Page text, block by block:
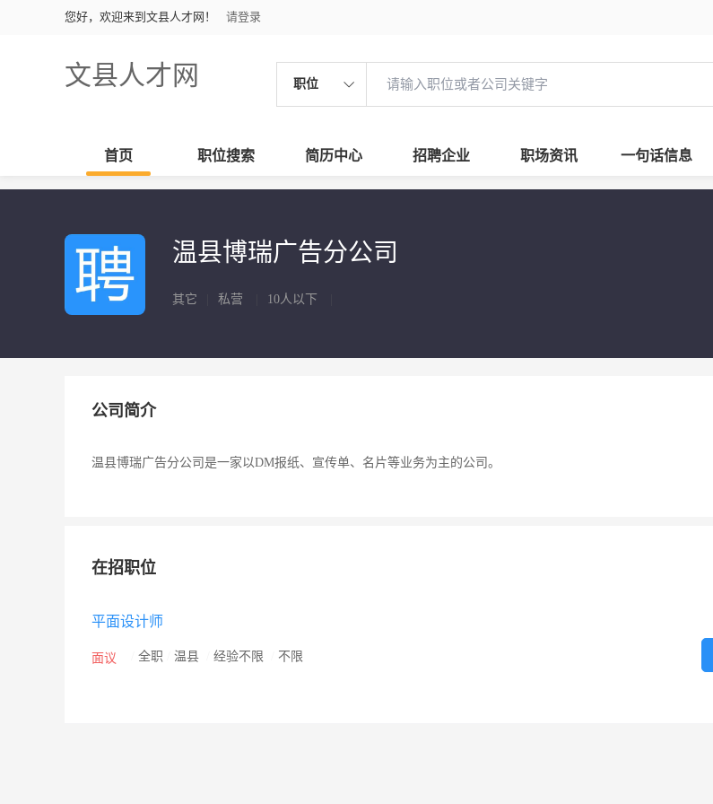
您好，欢迎来到文县人才网！ 请登录
文县人才网 职位
首页 职位搜索 简历中心 招聘企业 职场资讯 一句话信息
温县博瑞广告分公司
其它 私营 10人以下
公司简介
温县博瑞广告分公司是一家以DM报纸、宣传单、名片等业务为主的公司。
在招职位
平面设计师
面议 全职 温县 经验不限 不限